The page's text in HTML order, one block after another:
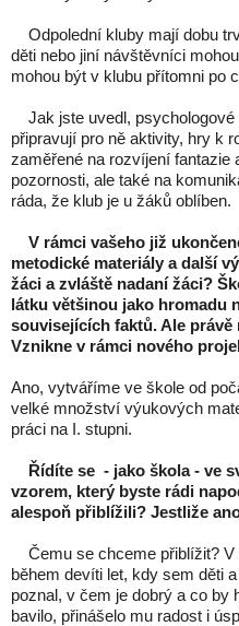
Odpolední kluby mají dobu
děti nebo jiní návštěvníci
mohou být v klubu přítomni po
Jak jste uvedl, psychologové
připravují pro ně aktivity, hry k
zaměřené na rozvíjení fantazie
pozornosti, ale také na
ráda, že klub je u žáků oblíben.
V rámci vašeho již
metodické materiály a další
žáci a zvláště nadaní žáci?
látku většinou jako hromadu
souvisejících faktů. Ale
Vznikne v rámci nového
Ano, vytváříme ve škole od
velké množství výukových
práci na I. stupni.
Řídíte se - jako škola - ve
vzorem, který byste rádi
alespoň přiblížili? Jestliže
Čemu se chceme přiblížit? V
během devíti let, kdy sem děti
poznal, v čem je dobrý a co by
bavilo, přinášelo mu radost i